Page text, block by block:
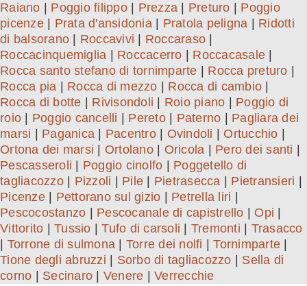
Raiano
Poggio filippo| Prezza Preturo
Poggio
picenze| Prata d'ansidonia| Pratola peligna
Ridotti
di balsorano
Roccavivi Roccaraso
Roccacinquemiglia
Roccacerro Roccacasale
Rocca santo stefano di tornimparte
Rocca preturo
Rocca pia
Rocca di mezzo Rocca di cambio
Rocca di botte
Rivisondoli Roio piano
Poggio di
roio
Poggio cancelli Pereto| Paterno
Pagliara dei
marsi
Paganica Pacentro| Ovindoli Ortucchio
Ortona dei marsi
Ortolano| Oricola Pero dei santi
Pescasseroli
Poggio cinolfo
Poggetello di
tagliacozzo| Pizzoli Pile Pietrasecca Pietransieri
Picenze| Pettorano sul gizio Petrella liri
Pescocostanzo
Pescocanale di capistrello Opi
Vittorito
Tussio |Tufo di carsoli Tremonti
Trasacco
Torrone di sulmona Torre dei nolfi |Tornimparte
Tione degli abruzzi
Sorbo di tagliacozzo
Sella di
corno
Secinaro Venere Verrecchie